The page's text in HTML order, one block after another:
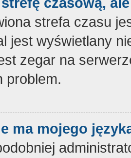
strefa czasu
jest wyświetlany
zegar na
problem.
ma mojego